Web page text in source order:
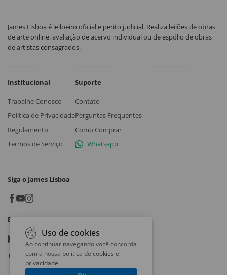
James Lisboa é leiloeiro oficial e perito judicial. Realiza leilões de obras
de arte online, avaliação de acervo individual ou de espólio de obras
de artistas consagrados.
Institucional
Trabalhe Conosco
Política de Privacidade
Regulamento
Termos de Serviço
Suporte
Contato
Perguntas Frequentes
Como Comprar
Whatsapp
Siga o James Lisboa
Baixe o App
Google play
App store
Uso de cookies
Ao continuar navegando você concorda
com a nossa política de cookies e
privacidade.